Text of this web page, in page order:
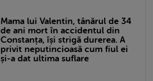
Mama lui Valentin, tânărul de 34
de ani mort în accidentul din
Constanța, își strigă durerea. A
privit neputincioasă cum fiul ei
și-a dat ultima suflare